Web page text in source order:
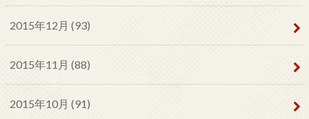
2015年12月 (93)
2015年11月 (88)
2015年10月 (91)